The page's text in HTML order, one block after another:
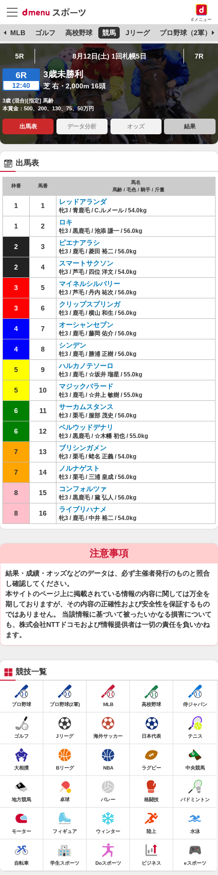
dメニュー
MLB ゴルフ 高校野球 競馬 Jリーグ プロ野球（2軍）
5R 8月12日(土) 1回札幌5日 7R
6R
12:40
3歳未勝利
芝 右・2,000m 16頭
3歳 (混合)[指定] 馬齢
本賞金：500、200、130、75、50万円
出馬表 データ分析 オッズ 結果
出馬表
枠番 馬番
馬名
馬齢 / 毛色 / 騎手 / 斤量
1 1 レッドアランダ
牝3 / 青鹿毛 / C.ルメール / 54.0kg
1 2 ロキ
牡3 / 黒鹿毛 / 池添 謙一 / 56.0kg
2 3 ピエナアラシ
牡3 / 鹿毛 / 菱田 裕二 / 56.0kg
2 4 スマートサクソン
牝3 / 芦毛 / 四位 洋文 / 54.0kg
3 5 マイネルシルバリー
牡3 / 芦毛 / 丹内 祐次 / 56.0kg
3 6 クリップスプリンガ
牡3 / 鹿毛 / 横山 和生 / 56.0kg
4 7 オーシャンセブン
牡3 / 鹿毛 / 藤岡 佑介 / 56.0kg
4 8 シンデン
牡3 / 鹿毛 / 勝浦 正樹 / 56.0kg
5 9 ハルカノテソーロ
牡3 / 鹿毛 / ☆坂井 瑠星 / 55.0kg
5 10 マジックバラード
牡3 / 鹿毛 / ☆井上 敏樹 / 55.0kg
6 11 サーカムスタンス
牡3 / 栗毛 / 服部 茂史 / 56.0kg
6 12 ベルウッドデナリ
牡3 / 黒鹿毛 / ☆木幡 初也 / 55.0kg
7 13 ブリシンガメン
牝3 / 栗毛 / 蛯名 正義 / 54.0kg
7 14 ノルナゲスト
牡3 / 栗毛 / 三浦 皇成 / 56.0kg
8 15 コンフォルツァ
牡3 / 黒鹿毛 / 黛 弘人 / 56.0kg
8 16 ライブリハナメ
牝3 / 鹿毛 / 中井 裕二 / 54.0kg
注意事項
結果・成績・オッズなどのデータは、必ず主催者発行のものと照合
し確認してください。
本サイトのページ上に掲載されている情報の内容に関しては万全を
期しておりますが、その内容の正確性および安全性を保証するもの
ではありません。 当該情報に基づいて被ったいかなる損害について
も、株式会社NTTドコモおよび情報提供者は一切の責任を負いかね
ます。
競技一覧
プロ野球 プロ野球(2軍) MLB 高校野球 侍ジャパン
ゴルフ Jリーグ 海外サッカー 日本代表 テニス
大相撲 Bリーグ NBA ラグビー 中央競馬
地方競馬 卓球 バレー 格闘技 バドミントン
モーター フィギュア ウィンター 陸上 水泳
自転車 学生スポーツ Doスポーツ ビジネス eスポーツ